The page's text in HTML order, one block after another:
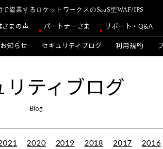
協業するロケットワークスのSaaS型WAF/IPS
さまの声 パートナーさま サポート・Q&A
お知らせ セキュリティブログ 利用規約
リティブログ
Blog
2020 2019 2018 2017 2016